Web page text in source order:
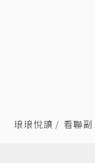
琅琅悅讀 看聯副